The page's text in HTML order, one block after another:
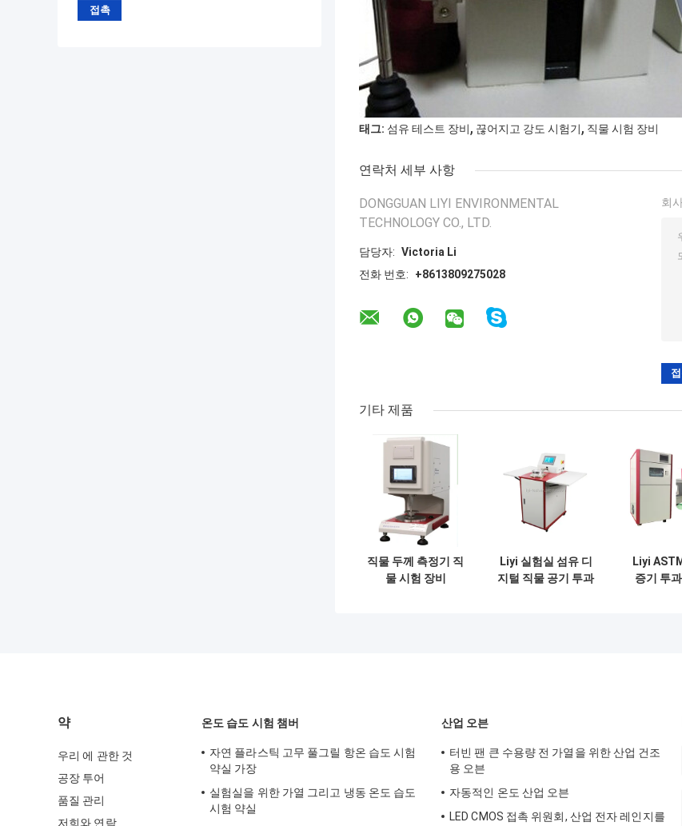
태그: 섬유 테스트 장비, 끊어지고 강도 시험기, 직물 시험 장비
연락처 세부 사항
DONGGUAN LIYI ENVIRONMENTAL
TECHNOLOGY CO., LTD.
담당자: Victoria Li
전화 번호:
+8613809275028
회
기타 제품
직물 두께 측정기 직
물 시험 장비
Liyi 실험실 섬유 디
지털 직물 공기 투과
Liyi
증기 투
약
우리 에 관한 것
공장 투어
품질 관리
저희와 연락
온도 습도 시험 챔버
자연 플라스틱 고무 풀그릴 항온 습도 시험
약실 가장
실험실을 위한 가열 그리고 냉동 온도 습도
시험 약실
산업 오븐
터빈 팬 큰 수용량 전 가열을 위한 산업 건조
용 오븐
자동적인 온도 산업 오븐
LED CMOS 접촉 위원회, 산업 전자 레인지를